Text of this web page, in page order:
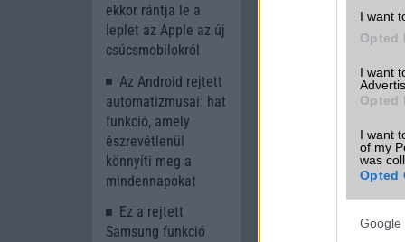
I want
Opted
I want
Opted
I want
of my
was
Opted
Google
Új és Használt
Euro
ekkor rántja le a
leplet az Apple az új
csúcsmobilokról
Az Android rejtett
automatizmusai: hat
funkció, amely
észrevétlenül
könnyíti meg a
mindennapokat
Ez a rejtett
Samsung funkció